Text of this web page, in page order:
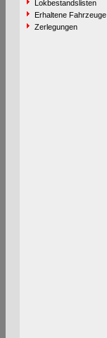
Lokbestandslisten
Erhaltene Fahrzeuge
Zerlegungen